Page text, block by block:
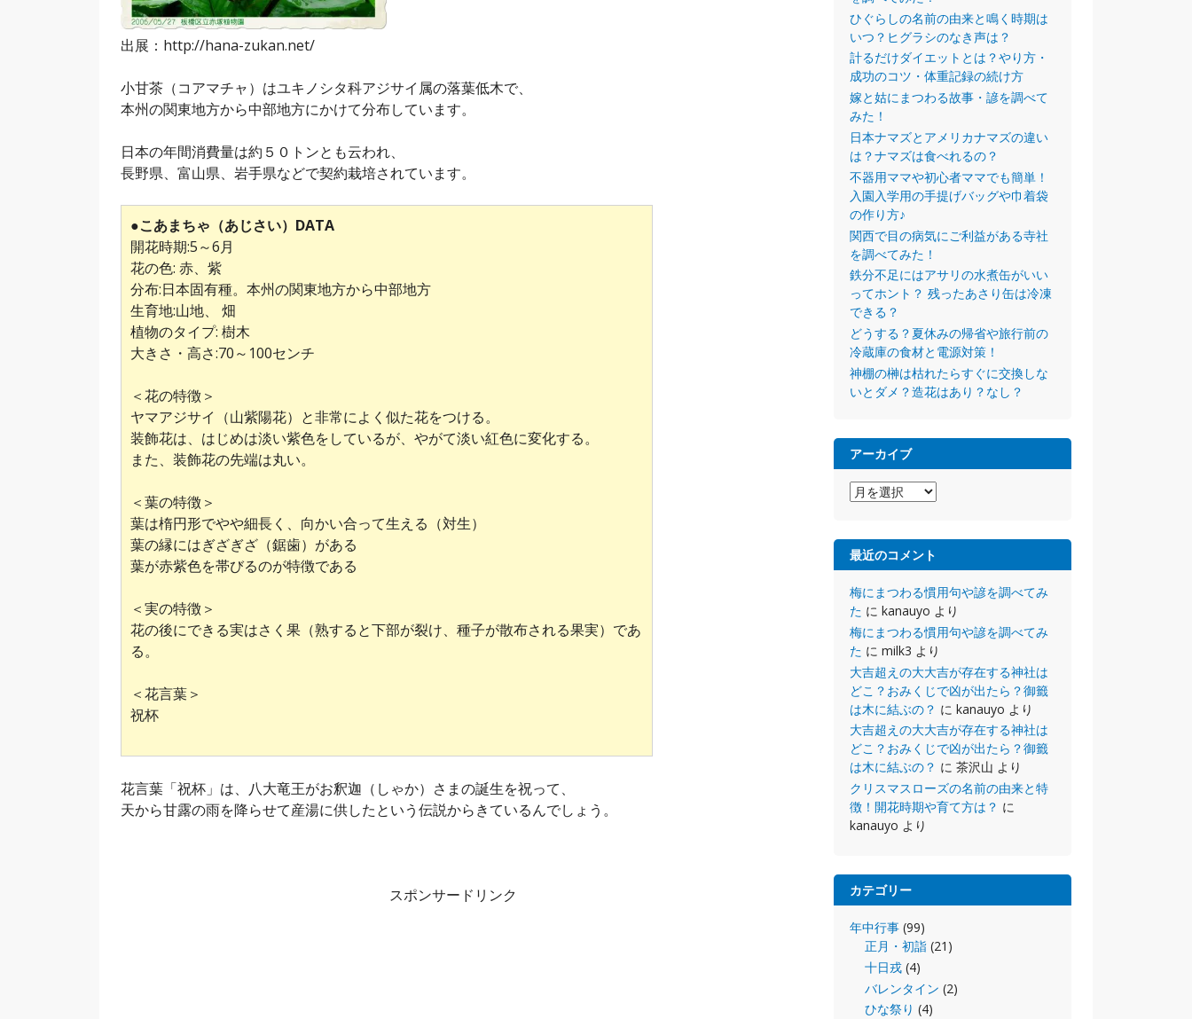
出展：http://hana-zukan.net/
小甘茶（コアマチャ）はユキノシタ科アジサイ属の落葉低木で、
本州の関東地方から中部地方にかけて分布しています。
日本の年間消費量は約５０トンとも云われ、
長野県、富山県、岩手県などで契約栽培されています。
●こあまちゃ（あじさい）DATA
開花時期:5～6月
花の色: 赤、紫
分布:日本固有種。本州の関東地方から中部地方
生育地:山地、 畑
植物のタイプ: 樹木
大きさ・高さ:70～100センチ
＜花の特徴＞
ヤマアジサイ（山紫陽花）と非常によく似た花をつける。
装飾花は、はじめは淡い紫色をしているが、やがて淡い紅色に変化する。
また、装飾花の先端は丸い。
＜葉の特徴＞
葉は楕円形でやや細長く、向かい合って生える（対生）
葉の縁にはぎざぎざ（鋸歯）がある
葉が赤紫色を帯びるのが特徴である
＜実の特徴＞
花の後にできる実はさく果（熟すると下部が裂け、種子が散布される果実）であ
る。
＜花言葉＞
祝杯
花言葉「祝杯」は、八大竜王がお釈迦（しゃか）さまの誕生を祝って、
天から甘露の雨を降らせて産湯に供したという伝説からきているんでしょう。
スポンサードリンク
ひぐらしの名前の由来と鳴く時期は
いつ？ヒグラシのなき声は？
計るだけダイエットとは？やり方・
成功のコツ・体重記録の続け方
嫁と姑にまつわる故事・諺を調べて
みた！
日本ナマズとアメリカナマズの違い
は？ナマズは食べれるの？
不器用ママや初心者ママでも簡単！
入園入学用の手提げバッグや巾着袋
の作り方♪
関西で目の病気にご利益がある寺社
を調べてみた！
鉄分不足にはアサリの水煮缶がいい
ってホント？ 残ったあさり缶は冷凍
できる？
どうする？夏休みの帰省や旅行前の
冷蔵庫の食材と電源対策！
神棚の榊は枯れたらすぐに交換しな
いとダメ？造花はあり？なし？
アーカイブ
イ
最近のコメント
梅にまつわる慣用句や諺を調べてみ
た に kanauyo より
梅にまつわる慣用句や諺を調べてみ
た に milk3 より
大吉超えの大大吉が存在する神社は
どこ？おみくじで凶が出たら？御籤
は木に結ぶの？ に kanauyo より
大吉超えの大大吉が存在する神社は
どこ？おみくじで凶が出たら？御籤
は木に結ぶの？ に 茶沢山 より
クリスマスローズの名前の由来と特
徴！開花時期や育て方は？ に
kanauyo より
カテゴリー
年中行事(99)
正月・初詣 (21)
十日戎 (4)
バレンタイン (2)
ひな祭り (4)